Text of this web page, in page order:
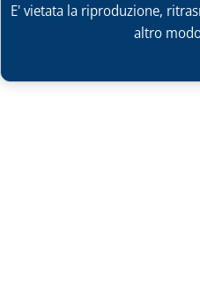
E' vietata la riproduzione,
altro